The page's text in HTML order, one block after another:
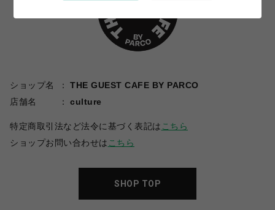
ショップ名
THE GUEST CAFE BY PARCO
店舗名
culture
特定商取引法など法令に基づく表記は こちら
ショップお問い合わせは こちら
SHOP TOP